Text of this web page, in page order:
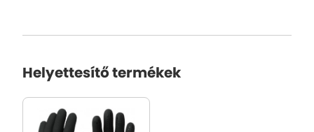
Helyettesítő termékek